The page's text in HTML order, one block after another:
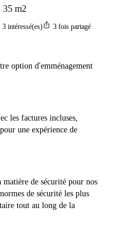
35 m2
3 intéressé(es)ios_share 3 fois partagé
option d'emménagement
les factures incluses,
une expérience de
de sécurité pour nos
de sécurité les plus
tout au long de la